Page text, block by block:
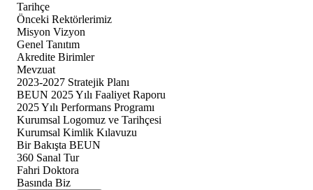
Tarihçe
Önceki Rektörlerimiz
Misyon Vizyon
Genel Tanıtım
Akredite Birimler
Mevzuat
2023-2027 Stratejik Planı
BEUN 2025 Yılı Faaliyet Raporu
2025 Yılı Performans Programı
Kurumsal Logomuz ve Tarihçesi
Kurumsal Kimlik Kılavuzu
Bir Bakışta BEUN
360 Sanal Tur
Fahri Doktora
Basında Biz